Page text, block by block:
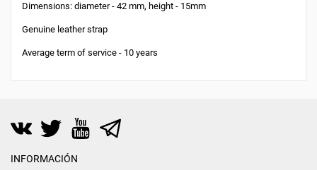
Dimensions: diameter - 42 mm, height - 15mm
Genuine leather strap
Average term of service - 10 years
INFORMACIÓN